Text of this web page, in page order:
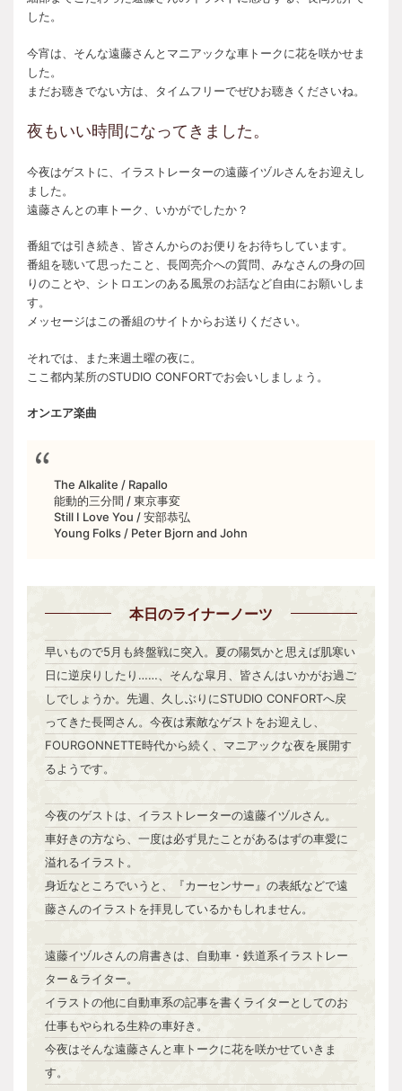
した。
今宵は、そんな遠藤さんとマニアックな車トークに花を咲かせま
した。
まだお聴きでない方は、タイムフリーでぜひお聴きくださいね。
夜もいい時間になってきました。
今夜はゲストに、イラストレーターの遠藤イヅルさんをお迎えし
ました。
遠藤さんとの車トーク、いかがでしたか？
番組では引き続き、皆さんからのお便りをお待ちしています。
番組を聴いて思ったこと、長岡亮介への質問、みなさんの身の回
りのことや、シトロエンのある風景のお話など自由にお願いしま
す。
メッセージはこの番組のサイトからお送りください。
それでは、また来週土曜の夜に。
ここ都内某所のSTUDIO CONFORTでお会いしましょう。
オンエア楽曲
The Alkalite / Rapallo
能動的三分間 / 東京事変
Still I Love You / 安部恭弘
Young Folks / Peter Bjorn and John
本日のライナーノーツ
早いもので5月も終盤戦に突入。夏の陽気かと思えば肌寒い
日に逆戻りしたり……、そんな皐月、皆さんはいかがお過ご
しでしょうか。先週、久しぶりにSTUDIO CONFORTへ戻
ってきた長岡さん。今夜は素敵なゲストをお迎えし、
FOURGONNETTE時代から続く、マニアックな夜を展開す
るようです。
今夜のゲストは、イラストレーターの遠藤イヅルさん。
車好きの方なら、一度は必ず見たことがあるはずの車愛に
溢れるイラスト。
身近なところでいうと、『カーセンサー』の表紙などで遠
藤さんのイラストを拝見しているかもしれません。
遠藤イヅルさんの肩書きは、自動車・鉄道系イラストレー
ター＆ライター。
イラストの他に自動車系の記事を書くライターとしてのお
仕事もやられる生粋の車好き。
今夜はそんな遠藤さんと車トークに花を咲かせていきま
す。